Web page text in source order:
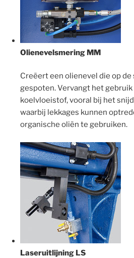
Olienevelsmering MM
Creëert een olienevel die op
gespoten. Vervangt het gebruik
koelvloeistof, vooral bij het
waarbij lekkages kunnen
organische oliën te gebruiken.
Laseruitlijning LS